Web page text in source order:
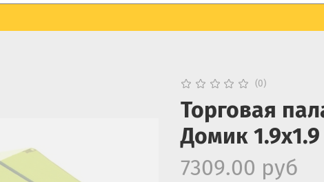
(0)
Торговая
Домик
7309.00 руб